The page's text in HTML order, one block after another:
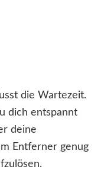
die Wartezeit.
dich entspannt
deine
Entferner genug